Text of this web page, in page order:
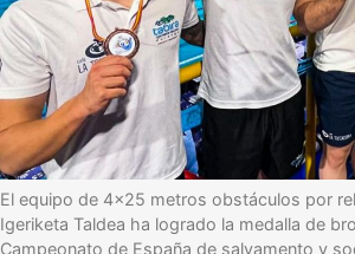
El equipo de 4×25 metros obstáculos por
Igeriketa Taldea ha logrado la medalla de
Campeonato de España de salvamento y